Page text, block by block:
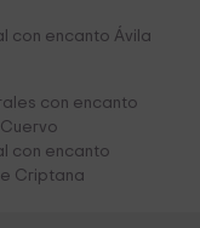
con encanto Ávila
con encanto
con encanto
Criptana